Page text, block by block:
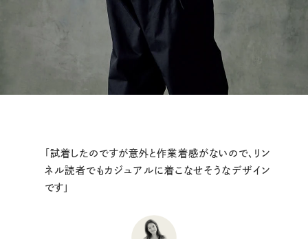
「試着したのですが意外と作業着感がないので、リン
ネル読者でもカジュアルに着こなせそうなデザイン
です」